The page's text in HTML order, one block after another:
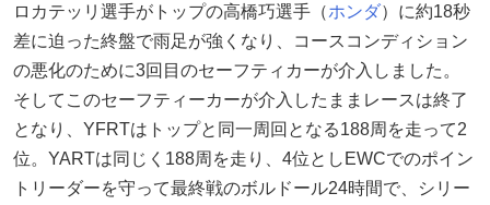
ロカテッリ選手がトップの高橋巧選手（ホンダ）に約18秒
差に迫った終盤で雨足が強くなり、コースコンディション
の悪化のために3回目のセーフティカーが介入しました。
そしてこのセーフティーカーが介入したままレースは終了
となり、YFRTはトップと同一周回となる188周を走って2
位。YARTは同じく188周を走り、4位としEWCでのポイン
トリーダーを守って最終戦のボルドール24時間で、シリー